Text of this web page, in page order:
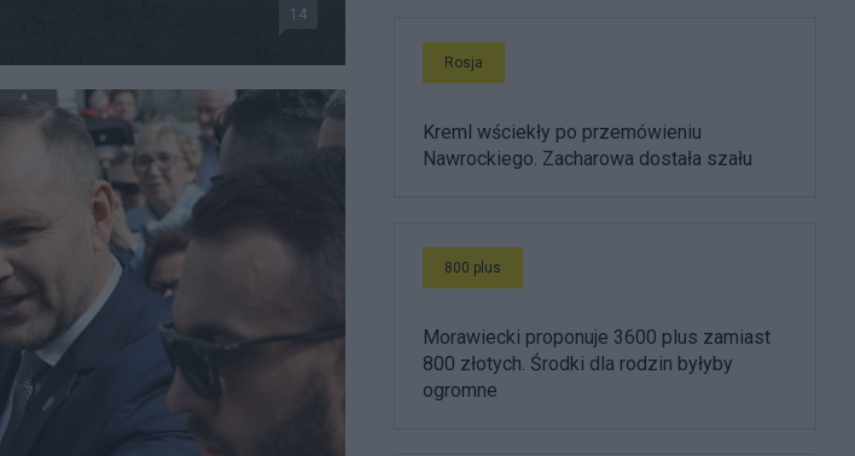
14
Rosja
Kreml wściekły po przemówieniu
Nawrockiego. Zacharowa dostała szału
800 plus
Morawiecki proponuje 3600 plus zamiast
800 złotych. Środki dla rodzin byłyby
ogromne